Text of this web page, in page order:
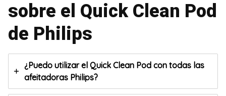
sobre el Quick Clean Pod
de Philips
¿Puedo utilizar el Quick Clean Pod con todas las
afeitadoras Philips?